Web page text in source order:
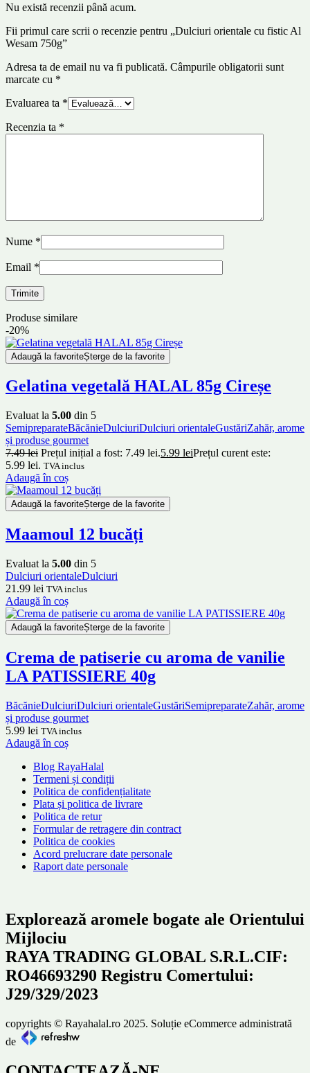
Nu există recenzii până acum.
Fii primul care scrii o recenzie pentru „Dulciuri orientale cu fistic Al
Wesam 750g”
Adresa ta de email nu va fi publicată. Câmpurile obligatorii sunt
marcate cu *
Evaluarea ta *
Recenzia ta *
Nume *
Email *
Produse similare
-20%
Adaugă la favoriteȘterge de la favorite
Gelatina vegetală HALAL 85g Cireșe
Evaluat la 5.00 din 5
SemipreparateBăcănieDulciuriDulciuri orientaleGustăriZahăr, arome
și produse gourmet
7.49lei Prețul inițial a fost: 7.49 lei.5.99 leiPrețul curent este:
5.99 lei. TVA inclus
Adaugă în coș
Adaugă la favoriteȘterge de la favorite
Maamoul 12 bucăți
Evaluat la 5.00 din 5
Dulciuri orientaleDulciuri
21.99 lei TVA inclus
Adaugă în coș
Adaugă la favoriteȘterge de la favorite
Crema de patiserie cu aroma de vanilie
LA PATISSIERE 40g
BăcănieDulciuriDulciuri orientaleGustăriSemipreparateZahăr, arome
și produse gourmet
5.99 lei TVA inclus
Adaugă în coș
Blog RayaHalal
Termeni și condiții
Politica de confidențialitate
Plata și politica de livrare
Politica de retur
Formular de retragere din contract
Politica de cookies
Acord prelucrare date personale
Raport date personale
Explorează aromele bogate ale Orientului
Mijlociu
RAYA TRADING GLOBAL S.R.L.CIF:
RO46693290 Registru Comertului:
J29/329/2023
copyrights © Rayahalal.ro 2025. Soluție eCommerce administrată
de